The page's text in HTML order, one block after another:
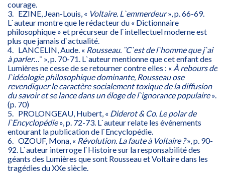
courage.
3. EZINE, Jean-Louis, « Voltaire. L`emmerdeur», p. 66-69.
L`auteur montre que le rédacteur du « Dictionnaire
philosophique » et précurseur de l`intellectuel moderne est
plus que jamais d`actualité.
4. LANCELIN, Aude. « Rousseau. ¨C`est de l`homme que j`ai
à parler…¨ », p. 70-71. L`auteur mentionne que cet enfant des
Lumières ne cesse de se retourner contre elles : « À rebours de
l`idéologie philosophique dominante, Rousseau ose
revendiquer le caractère socialement toxique de la diffusion
du savoir et se lance dans un éloge de l`ignorance populaire».
(p. 70)
5. PROLONGEAU, Hubert, « Diderot & Co. Le polar de
l`Encyclopédie», p. 72-73. L`auteur relate les événements
entourant la publication de l`Encyclopédie.
6. OZOUF, Mona, « Révolution. La faute à Voltaire ?», p. 90-
92. L`auteur interroge l`Histoire sur la responsabilité des
géants des Lumières que sont Rousseau et Voltaire dans les
tragédies du XXe siècle.